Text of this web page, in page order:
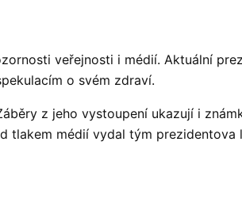
veřejnosti i médií. Aktuální
o svém zdraví.
z jeho vystoupení ukazují i
médií vydal tým prezidentova